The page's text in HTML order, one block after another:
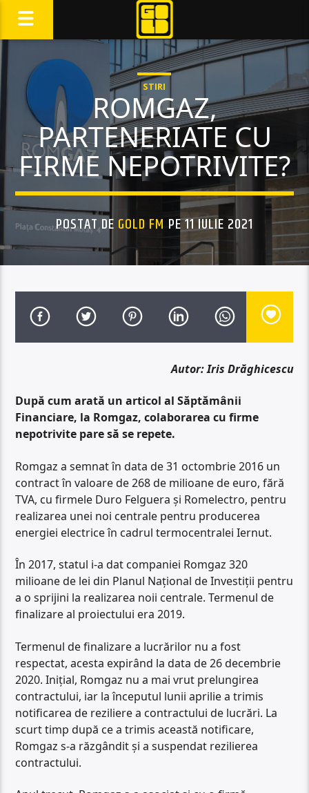
STIRI
ROMGAZ,
PARTENERIATE CU
FIRME NEPOTRIVITE?
POSTAT DE GOLD FM PE 11 IULIE 2021
Autor: Iris Drăghicescu
După cum arată un articol al Săptămânii
Financiare, la Romgaz, colaborarea cu firme
nepotrivite pare să se repete.
Romgaz a semnat în data de 31 octombrie 2016 un
contract în valoare de 268 de milioane de euro, fără
TVA, cu firmele Duro Felguera și Romelectro, pentru
realizarea unei noi centrale pentru producerea
energiei electrice în cadrul termocentralei Iernut.
În 2017, statul i-a dat companiei Romgaz 320
milioane de lei din Planul Național de Investiții pentru
a o sprijini la realizarea noii centrale. Termenul de
finalizare al proiectului era 2019.
Termenul de finalizare a lucrărilor nu a fost
respectat, acesta expirând la data de 26 decembrie
2020. Inițial, Romgaz nu a mai vrut prelungirea
contractului, iar la începutul lunii aprilie a trimis
notificarea de reziliere a contractului de lucrări. La
scurt timp după ce a trimis această notificare,
Romgaz s-a răzgândit și a suspendat rezilierea
contractului.